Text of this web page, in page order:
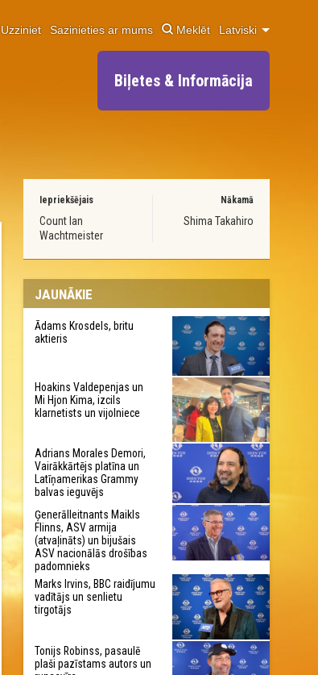
Uzziniet Sazinieties ar mums Meklēt Latviski
Biļetes & Informācija
Iepriekšējais
Count Ian
Wachtmeister
Nākamā
Shima Takahiro
JAUNĀKIE
Ādams Krosdels, britu
aktieris
Hoakins Valdepenjas un
Mi Hjon Kima, izcils
klarnetists un vijolniece
Adrians Morales Demori,
Vairākkārtējs platīna un
Latīņamerikas Grammy
balvas ieguvējs
Ģenerālleitnants Maikls
Flinns, ASV armija
(atvaļināts) un bijušais
ASV nacionālās drošības
padomnieks
Marks Irvins, BBC raidījumu
vadītājs un senlietu
tirgotājs
Tonijs Robinss, pasaulē
plaši pazīstams autors un